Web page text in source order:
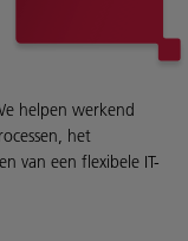
helpen werkend
het
van een flexibele IT-